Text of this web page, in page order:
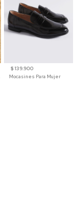
$ 139.900
Mocasines Para Mujer